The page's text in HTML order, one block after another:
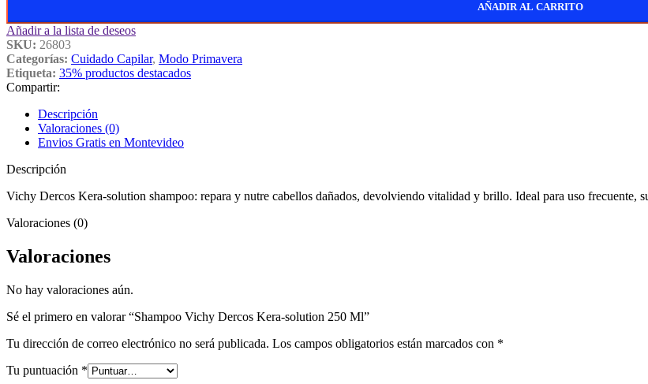
AÑADIR AL CARRITO
Añadir a la lista de deseos
SKU: 26803
Categorías: Cuidado Capilar, Modo Primavera
Etiqueta: 35% productos destacados
Compartir:
Descripción
Valoraciones (0)
Envios Gratis en Montevideo
Descripción
Vichy Dercos Kera-solution shampoo: repara y nutre cabellos dañados, devolviendo vitalidad y brillo. Ideal para uso
Valoraciones (0)
Valoraciones
No hay valoraciones aún.
Sé el primero en valorar “Shampoo Vichy Dercos Kera-solution 250 Ml”
Tu dirección de correo electrónico no será publicada. Los campos obligatorios están marcados con *
Tu puntuación *